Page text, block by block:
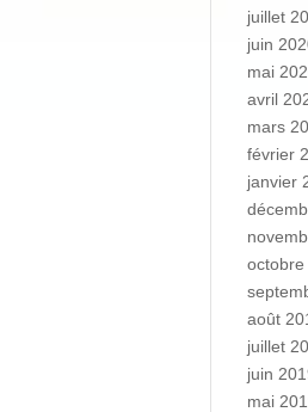
juillet
juin
mai
avril
mars
février
janvier
octobre
août
juillet
juin
mai